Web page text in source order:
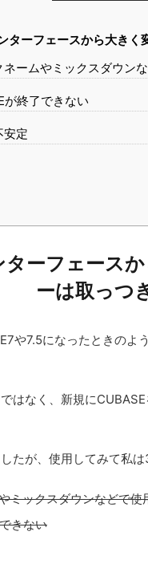
ターフェースから大きく
ームやミックスダウン
終了できない
定
ターフェース
ーは取っつ
や7.5になったときのよ
はなく、新規に
たが、使用してみて私は
ミックスダウンなどで
きない